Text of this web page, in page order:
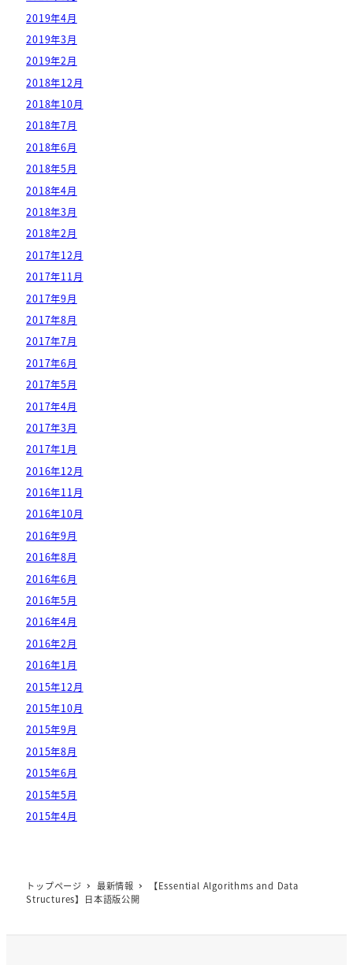
2019年4月
2019年3月
2019年2月
2018年12月
2018年10月
2018年7月
2018年6月
2018年5月
2018年4月
2018年3月
2018年2月
2017年12月
2017年11月
2017年9月
2017年8月
2017年7月
2017年6月
2017年5月
2017年4月
2017年3月
2017年1月
2016年12月
2016年11月
2016年10月
2016年9月
2016年8月
2016年6月
2016年5月
2016年4月
2016年2月
2016年1月
2015年12月
2015年10月
2015年9月
2015年8月
2015年6月
2015年5月
2015年4月
トップページ 最新情報
【Essential Algorithms and Data
Structures】日本語版公開